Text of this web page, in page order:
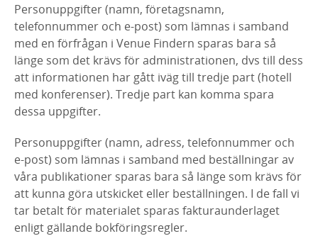
Personuppgifter (namn, företagsnamn,
telefonnummer och e-post) som lämnas i samband
med en förfrågan i Venue Findern sparas bara så
länge som det krävs för administrationen, dvs till dess
att informationen har gått iväg till tredje part (hotell
med konferenser). Tredje part kan komma spara
dessa uppgifter.
Personuppgifter (namn, adress, telefonnummer och
e-post) som lämnas i samband med beställningar av
våra publikationer sparas bara så länge som krävs för
att kunna göra utskicket eller beställningen. I de fall vi
tar betalt för materialet sparas fakturaunderlaget
enligt gällande bokföringsregler.